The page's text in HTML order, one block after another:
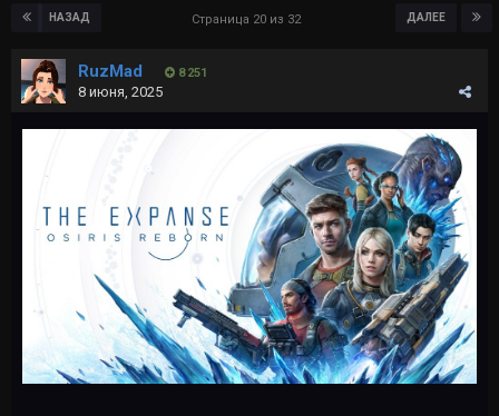
НАЗАД ДАЛЕЕ
Страница 20 из 32
RuzMad 8 251
8 июня, 2025